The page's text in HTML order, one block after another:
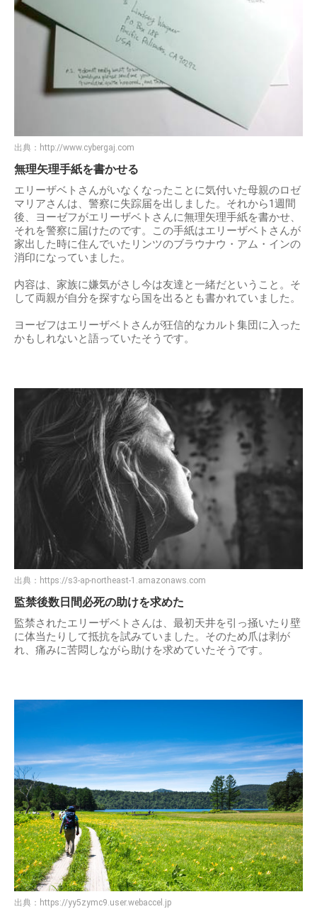
出典： http://www.cybergaj.com
無理矢理手紙を書かせる
エリーザベトさんがいなくなったことに気付いた母親のロゼ
マリアさんは、警察に失踪届を出しました。それから1週間
後、ヨーゼフがエリーザベトさんに無理矢理手紙を書かせ、
それを警察に届けたのです。この手紙はエリーザベトさんが
家出した時に住んでいたリンツのブラウナウ・アム・インの
消印になっていました。
内容は、家族に嫌気がさし今は友達と一緒だということ。そ
して両親が自分を探すなら国を出るとも書かれていました。
ヨーゼフはエリーザベトさんが狂信的なカルト集団に入った
かもしれないと語っていたそうです。
出典： https://s3-ap-northeast-1.amazonaws.com
監禁後数日間必死の助けを求めた
監禁されたエリーザベトさんは、最初天井を引っ掻いたり壁
に体当たりして抵抗を試みていました。そのため爪は剥が
れ、痛みに苦悶しながら助けを求めていたそうです。
出典： https://yy5zymc9.user.webaccel.jp